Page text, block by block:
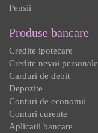
Pensii
Produse bancare
Credite ipotecare
Credite nevoi personale
Carduri de debit
Depozite
Conturi de economii
Conturi curente
Aplicatii bancare